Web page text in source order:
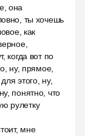
она
ты хочешь
как
когда вот по
ну, прямое,
этого, ну,
понятно, что
рулетку
мне